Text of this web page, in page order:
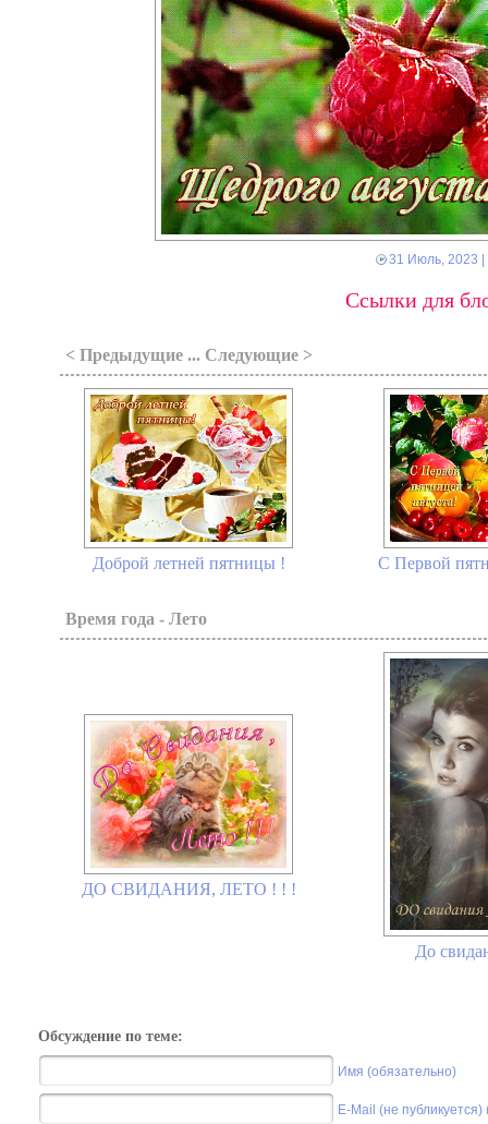
31 Июль, 2023
Ссылки для
< Предыдущие ... Следующие >
Доброй летней пятницы ! С Первой
Время года - Лето
ДО СВИДАНИЯ, ЛЕТО ! ! !
До
Обсуждение по теме:
Имя (обязательно)
E-Mail (не